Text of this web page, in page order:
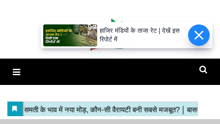
हाजिर मंडियों के ताजा रेट | देखें इस
रिपोर्ट में